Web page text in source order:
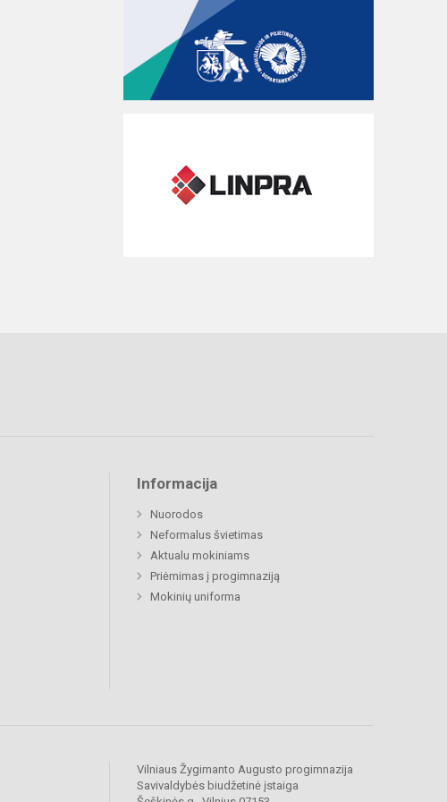
Informacija
Nuorodos
Neformalus švietimas
Aktualu mokiniams
Priėmimas į progimnaziją
Mokinių uniforma
Vilniaus Žygimanto Augusto progimnazija
Savivaldybės biudžetinė įstaiga